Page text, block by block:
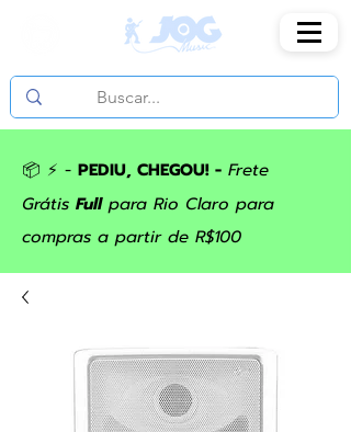
📦 ⚡ - PEDIU, CHEGOU! - Frete
Grátis Fullpara Rio Claro para
compras a partir de R$100